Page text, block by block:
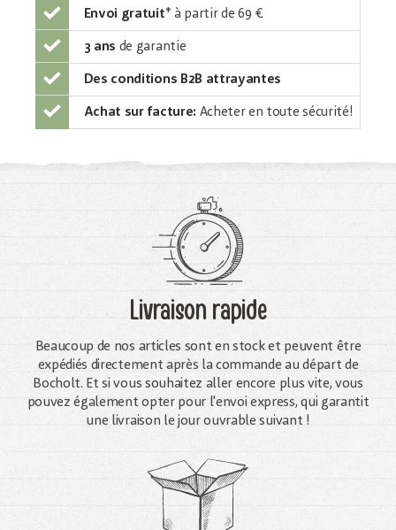
Envoi gratuit* à partir de 69 €
3 ans de garantie
Des conditions B2B attrayantes
Achat sur facture: Acheter en toute sécurité!
Livraison rapide
Beaucoup de nos articles sont en stock et peuvent être
expédiés directement après la commande au départ de
Bocholt. Et si vous souhaitez aller encore plus vite, vous
pouvez également opter pour l'envoi express, qui garantit
une livraison le jour ouvrable suivant !